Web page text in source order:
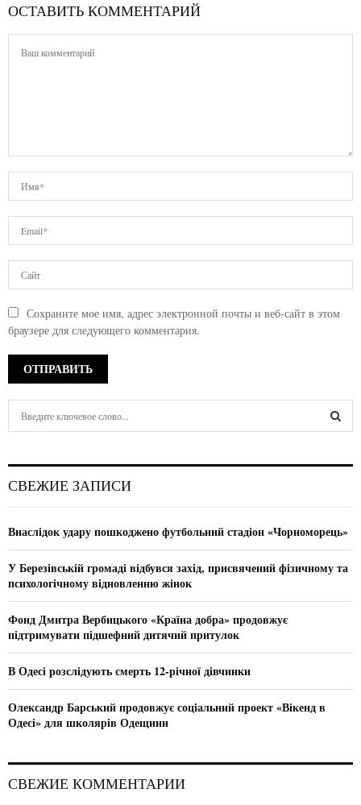
ОСТАВИТЬ КОММЕНТАРИЙ
Сохраните мое имя, адрес электронной почты и веб-сайт в этом
браузере для следующего комментария.
h
o
:
C
СВЕЖИЕ ЗАПИСИ
Внаслідок удару пошкоджено футбольний стадіон «Чорноморець»
У Березівській громаді відбувся захід, присвячений фізичному та
психологічному відновленню жінок
Фонд Дмитра Вербицького «Країна добра» продовжує
підтримувати підшефний дитячий притулок
В Одесі розслідують смерть 12-річної дівчинки
Олександр Барський продовжує соціальний проект «Вікенд в
Одесі» для школярів Одещини
СВЕЖИЕ КОММЕНТАРИИ